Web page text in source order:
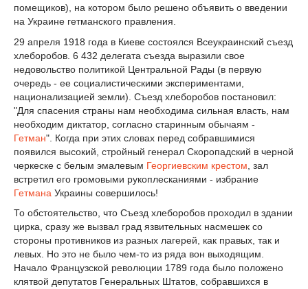
помещиков), на котором было решено объявить о введении
на Украине гетманского правления.
29 апреля 1918 года в Киеве состоялся Всеукраинский съезд
хлеборобов. 6 432 делегата съезда выразили свое
недовольство политикой Центральной Рады (в первую
очередь - ее социалистическими экспериментами,
национализацией земли). Съезд хлеборобов постановил:
"Для спасения страны нам необходима сильная власть, нам
необходим диктатор, согласно старинным обычаям -
Гетман". Когда при этих словах перед собравшимися
появился высокий, стройный генерал Скоропадский в черной
черкеске с белым эмалевым Георгиевским крестом , зал
встретил его громовыми рукоплесканиями - избрание
Гетмана Украины совершилось!
То обстоятельство, что Съезд хлеборобов проходил в здании
цирка, сразу же вызвал град язвительных насмешек со
стороны противников из разных лагерей, как правых, так и
левых. Но это не было чем-то из ряда вон выходящим.
Начало Французской революции 1789 года было положено
клятвой депутатов Генеральных Штатов, собравшихся в